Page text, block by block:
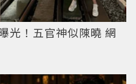
光！五官神似陳曉 網